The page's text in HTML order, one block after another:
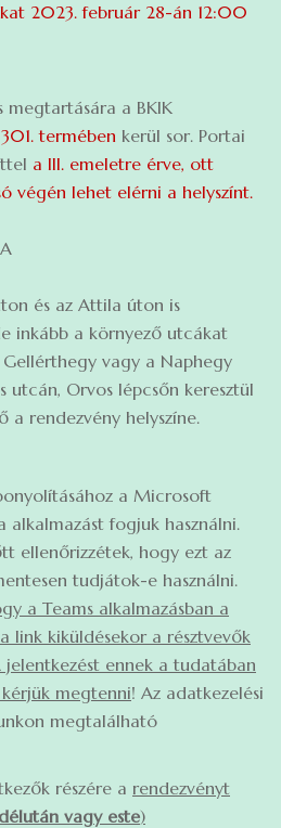
2023. február 28-án 12:00
megtartására a BKIK
termében kerül sor. Portai
a III. emeletre érve, ott
végén lehet elérni a helyszínt.
és az Attila úton is
inkább a környező utcákat
vagy a Naphegy
utcán, Orvos lépcsőn keresztül
a rendezvény helyszíne.
a Microsoft
alkalmazást fogjuk használni.
ellenőrizzétek, hogy ezt az
tudjátok-e használni.
a Teams alkalmazásban a
link kiküldésekor a résztvevők
ennek a tudatában
kérjük megtenni! Az adatkezelési
megtalálható
részére a rendezvényt
vagy este)